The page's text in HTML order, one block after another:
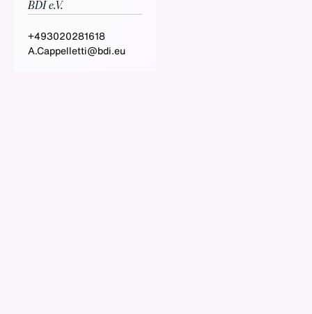
BDI e.V.
+493020281618
A.Cappelletti@bdi.eu